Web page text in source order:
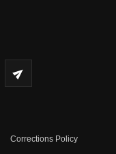
Corrections Policy